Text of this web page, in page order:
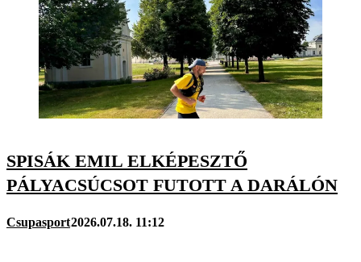
SPISÁK EMIL ELKÉPESZTŐ
PÁLYACSÚCSOT FUTOTT A DARÁLÓN
Csupasport2026.07.18. 11:12